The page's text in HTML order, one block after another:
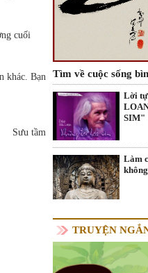
cuối
khác. Bạn
Sưu tầm
Tìm về cuộc sống
Lời tự
SIM"
Làm
TRUYỆN